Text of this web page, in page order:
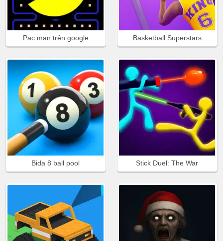
Pac man trên google Basketball Superstars
Bida 8 ball pool Stick Duel: The War